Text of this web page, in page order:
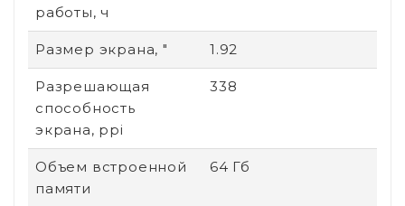
работы, ч
Размер экрана, " 1.92
Разрешающая
способность
экрана, ppi
338
Объем встроенной
памяти
64 Гб